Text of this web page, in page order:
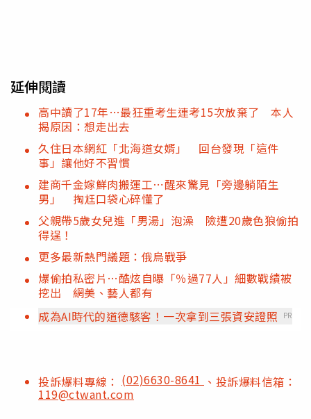
延伸閱讀
高中讀了17年…最狂重考生連考15次放棄了 本人
揭原因：想走出去
久住日本網紅「北海道女婿」 回台發現「這件
事」讓他好不習慣
建商千金嫁鮮肉搬運工⋯醒來驚見「旁邊躺陌生
男」 掏尪口袋心碎懂了
父親帶5歲女兒進「男湯」泡澡 險遭20歲色狼偷拍
得逞！
更多最新熱門議題：俄烏戰爭
爆偷拍私密片…酷炫自曝「％過77人」細數戰績被
挖出 網美、藝人都有
成為AI時代的道德駭客！一次拿到三張資安證照
PR
投訴爆料專線： (02)6630-8641 、投訴爆料信箱：
119@ctwant.com